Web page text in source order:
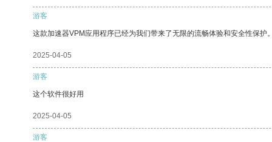
游客
这款加速器VPM应用程序已经为我们带来了无限的流畅体验和安全性保护
2025-04-05
游客
这个软件很好用
2025-04-05
游客